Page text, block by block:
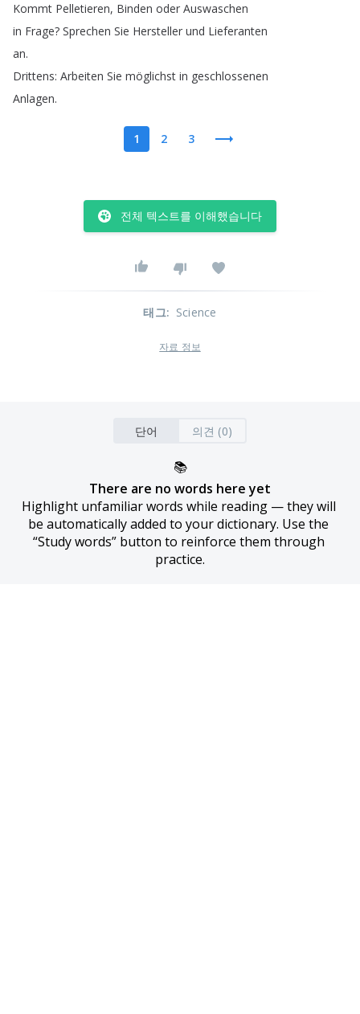
Kommt Pelletieren, Binden oder Auswaschen
in Frage? Sprechen Sie Hersteller und Lieferanten
an.
Drittens: Arbeiten Sie möglichst in geschlossenen
Anlagen.
1 2 3
전체 텍스트를 이해했습니다
태그: Science
자료 정보
단어 의견 (0)
📚
There are no words here yet
Highlight unfamiliar words while reading — they will
be automatically added to your dictionary. Use the
“Study words” button to reinforce them through
practice.